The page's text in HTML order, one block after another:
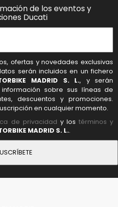
de los eventos y
Ducati
ofertas y novedades exclusivas
serán incluidos en un fichero
MADRID S. L., y serán
sobre sus líneas de
descuentos y promociones.
en cualquier momento.
de privacidad y lostérminos y
MADRID S. L..